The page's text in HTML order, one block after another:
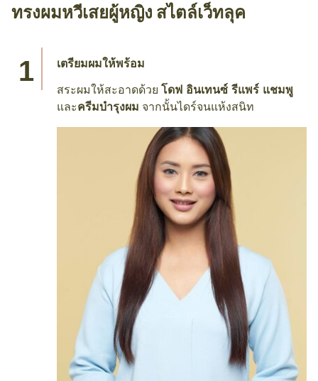
ทรงผมหวีเสยผู้หญิง สไตล์เว็ทลุค
เตรียมผมให้พร้อม
สระผมให้สะอาดด้วย โดฟ อินเทนซ์ รีแพร์ แชมพู
และครีมบำรุงผม จากนั้นไดร์จนแห้งสนิท